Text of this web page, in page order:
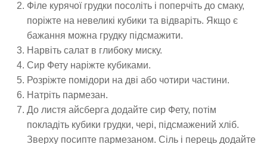
Філе курячої грудки посоліть і поперчіть до смаку,
поріжте на невеликі кубики та відваріть. Якщо є
бажання можна грудку підсмажити.
Нарвіть салат в глибоку миску.
Сир Фету наріжте кубиками.
Розріжте помідори на дві або чотири частини.
Натріть пармезан.
До листя айсберга додайте сир Фету, потім
покладіть кубики грудки, чері, підсмажений хліб.
Зверху посипте пармезаном. Сіль і перець додайте